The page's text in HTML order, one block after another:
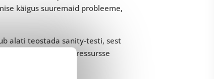
käigus suuremaid probleeme,
alati teostada sanity-testi, sest
kui raisata raha ja ressursse